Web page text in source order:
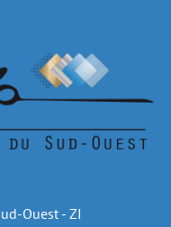
Ouest - ZI